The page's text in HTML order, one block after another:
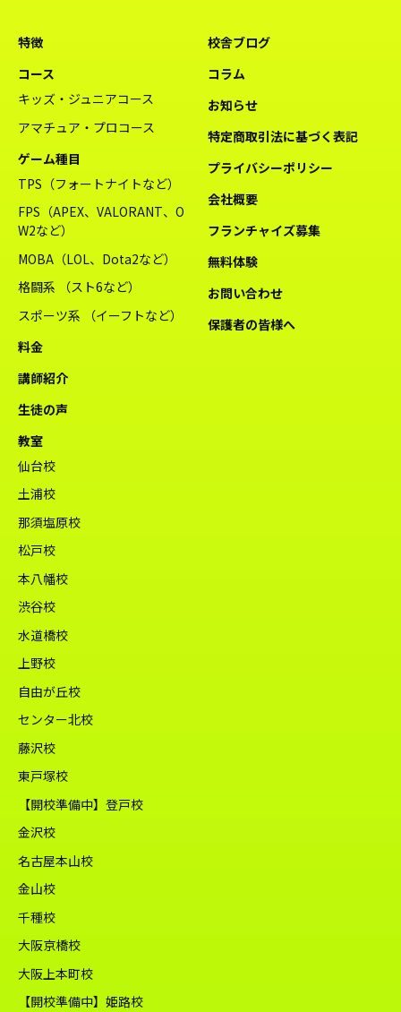
特徴
コース
キッズ・ジュニアコース
アマチュア・プロコース
ゲーム種目
TPS（フォートナイトなど）
FPS（APEX、VALORANT、O
W2など）
MOBA（LOL、Dota2など）
格闘系 （スト6など）
スポーツ系 （イーフトなど）
料金
講師紹介
生徒の声
教室
仙台校
土浦校
那須塩原校
松戸校
本八幡校
渋谷校
水道橋校
上野校
自由が丘校
センター北校
藤沢校
東戸塚校
【開校準備中】登戸校
金沢校
名古屋本山校
金山校
千種校
大阪京橋校
大阪上本町校
【開校準備中】姫路校
校舎ブログ
コラム
お知らせ
特定商取引法に基づく表記
プライバシーポリシー
会社概要
フランチャイズ募集
無料体験
お問い合わせ
保護者の皆様へ